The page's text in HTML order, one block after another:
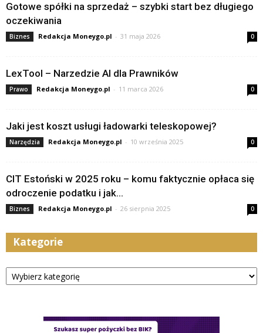
Gotowe spółki na sprzedaż – szybki start bez długiego
oczekiwania
Biznes Redakcja Moneygo.pl - 31 maja 2026 0
LexTool – Narzedzie AI dla Prawników
Prawo Redakcja Moneygo.pl - 11 marca 2026 0
Jaki jest koszt usługi ładowarki teleskopowej?
Narzędzia Redakcja Moneygo.pl - 10 września 2025 0
CIT Estoński w 2025 roku – komu faktycznie opłaca się
odroczenie podatku i jak...
Biznes Redakcja Moneygo.pl - 26 sierpnia 2025 0
Kategorie
Kategorie